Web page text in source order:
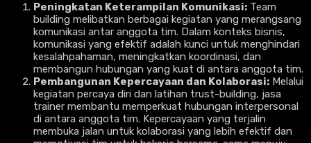
Peningkatan Keterampilan Komunikasi: Team
building melibatkan berbagai kegiatan yang merangsang
komunikasi antar anggota tim. Dalam konteks bisnis,
komunikasi yang efektif adalah kunci untuk menghindari
kesalahpahaman, meningkatkan koordinasi, dan
membangun hubungan yang kuat di antara anggota tim.
Pembangunan Kepercayaan dan Kolaborasi: Melalui
kegiatan percaya diri dan latihan trust-building, jasa
trainer membantu memperkuat hubungan interpersonal
di antara anggota tim. Kepercayaan yang terjalin
membuka jalan untuk kolaborasi yang lebih efektif dan